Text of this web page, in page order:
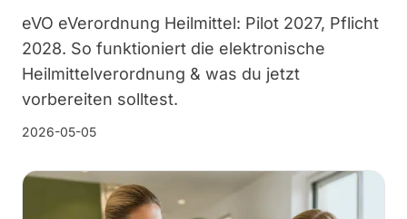
eVO eVerordnung Heilmittel: Pilot 2027, Pflicht
2028. So funktioniert die elektronische
Heilmittelverordnung & was du jetzt
vorbereiten solltest.
2026-05-05